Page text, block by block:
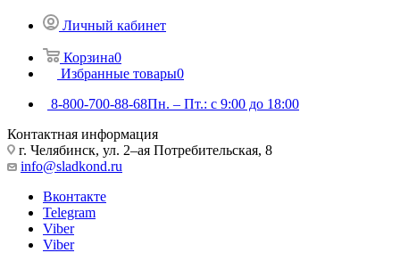
Личный кабинет
Корзина0
Избранные товары0
8-800-700-88-68Пн. – Пт.: с 9:00 до 18:00
Контактная информация
г. Челябинск, ул. 2–ая Потребительская, 8
info@sladkond.ru
Вконтакте
Telegram
Viber
Viber